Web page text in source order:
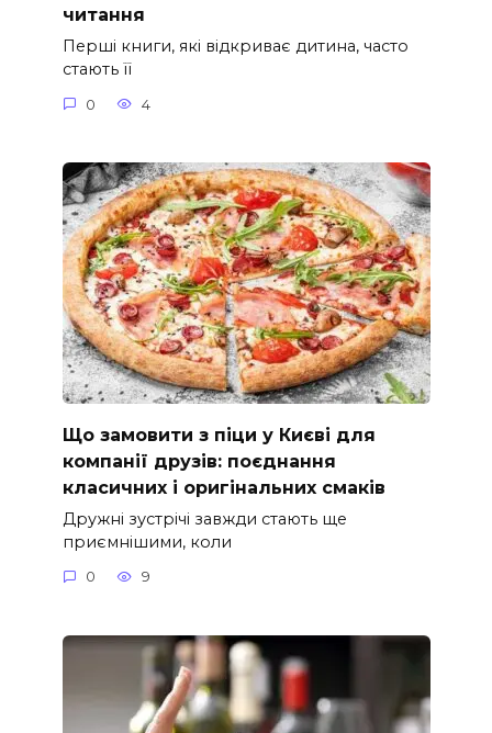
читання
Перші книги, які відкриває дитина, часто
стають її
0 4
Що замовити з піци у Києві для
компанії друзів: поєднання
класичних і оригінальних смаків
Дружні зустрічі завжди стають ще
приємнішими, коли
0 9